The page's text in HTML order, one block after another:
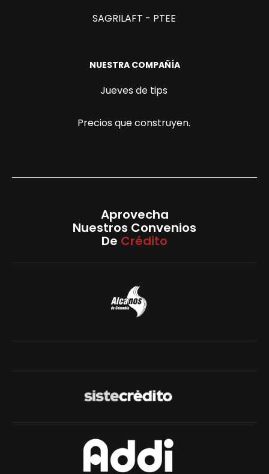
SAGRILAFT - PTEE
NUESTRA COMPAÑÍA
Jueves de tips
Precios que construyen.
Aprovecha
Nuestros Convenios
De Crédito